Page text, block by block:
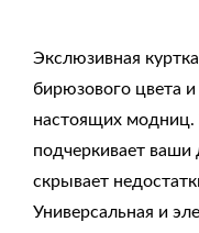
Экслюзивная
бирюзового цвета
настоящих модниц.
подчеркивает ваши
скрывает
Универсальная и